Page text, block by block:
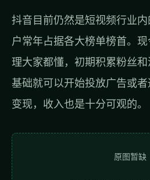
抖音目前仍然是短视频行业
户常年占据各大榜单榜首。
理大家都懂，初期积累粉丝
基础就可以开始投放广告或
变现，收入也是十分可观的。
原图暂缺